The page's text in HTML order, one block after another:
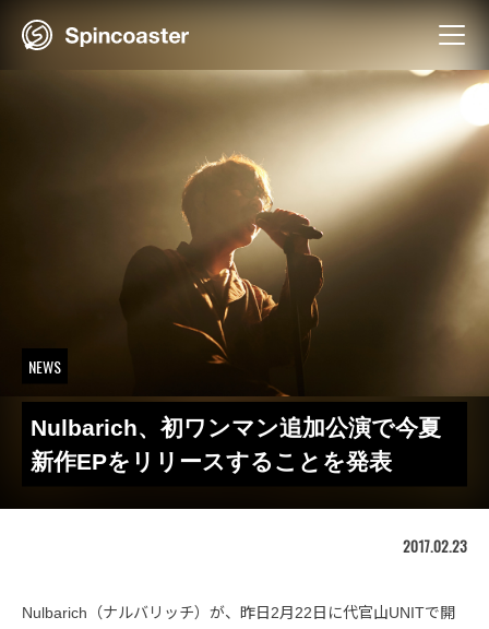
NEWS
Nulbarich、初ワンマン追加公演で今夏
新作EPをリリースすることを発表
2017.02.23
Nulbarich（ナルバリッチ）が、昨日2月22日に代官山UNITで開